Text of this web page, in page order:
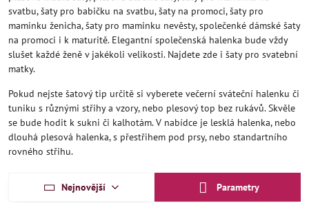
svatbu, šaty pro babičku na svatbu, šaty na promoci, šaty pro
maminku ženicha, šaty pro maminku nevěsty, společenké dámské šaty
na promoci i k maturitě. Elegantní společenská halenka bude vždy
slušet každé ženě v jakékoli velikosti. Najdete zde i šaty pro svatební
matky.
Pokud nejste šatový tip určitě si vyberete večerní sváteční halenku či
tuniku s různými střihy a vzory, nebo plesový top bez rukávů. Skvěle
se bude hodit k sukni či kalhotám. V nabídce je lesklá halenka, nebo
dlouhá plesová halenka, s přestřihem pod prsy, nebo standartního
rovného střihu.
Nejnovější Parametry